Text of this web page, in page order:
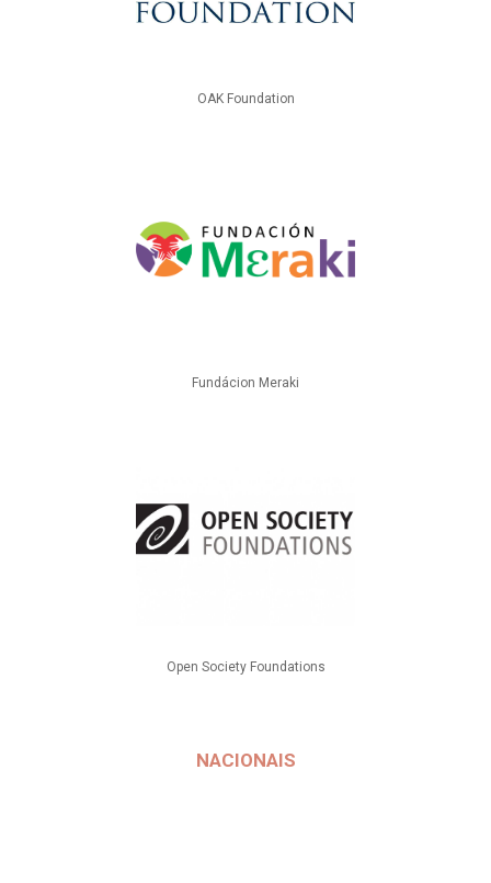
OAK Foundation
Fundácion Meraki
Open Society Foundations
NACIONAIS